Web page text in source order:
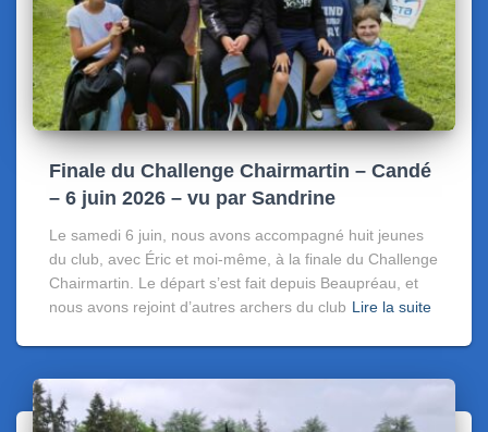
Finale du Challenge Chairmartin – Candé
– 6 juin 2026 – vu par Sandrine
Le samedi 6 juin, nous avons accompagné huit jeunes
du club, avec Éric et moi-même, à la finale du Challenge
Chairmartin. Le départ s’est fait depuis Beaupréau, et
nous avons rejoint d’autres archers du club Lire la suite